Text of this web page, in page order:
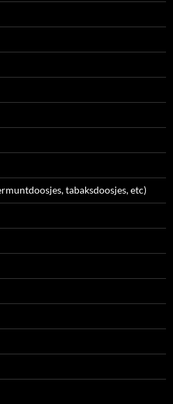
tabaksdoosjes, etc)